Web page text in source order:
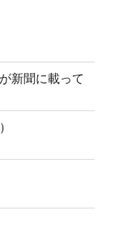
新聞に載って